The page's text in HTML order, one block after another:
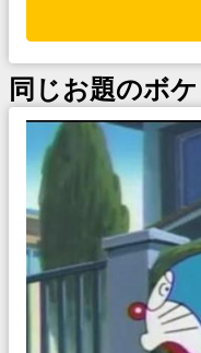
同じお題のボケ